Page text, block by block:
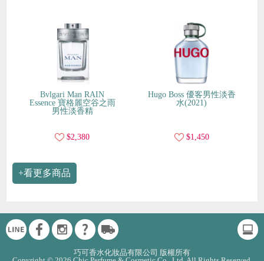
Bvlgari Man RAIN
Essence 寶格麗空谷之雨
男性淡香精
$2,380
Hugo Boss 優客男性淡香
水(2021)
$1,450
+看更多商品
巧可香水化妝品有限公司 版權所有